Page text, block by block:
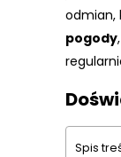
odmian,
pogody
Spis